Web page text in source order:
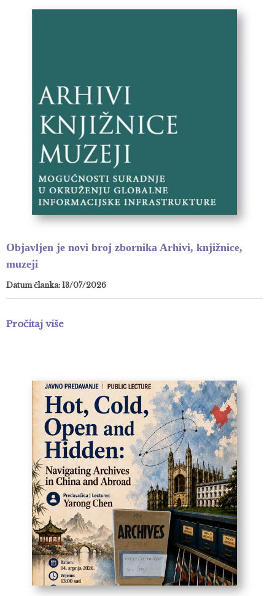
Objavljen je novi broj zbornika Arhivi, knjižnice,
muzeji
Datum članka: 13/07/2026
Pročitaj više